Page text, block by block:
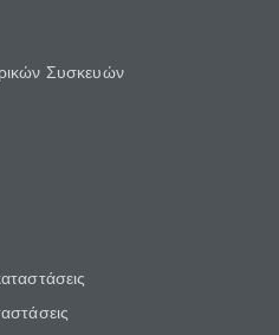
Συσκευών